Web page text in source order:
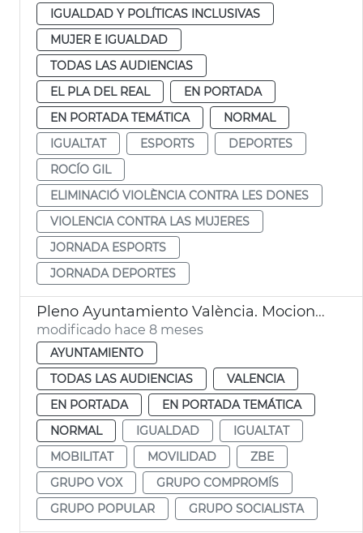
IGUALDAD Y POLÍTICAS INCLUSIVAS
MUJER E IGUALDAD
TODAS LAS AUDIENCIAS
EL PLA DEL REAL
EN PORTADA
EN PORTADA TEMÁTICA
NORMAL
IGUALTAT
ESPORTS
DEPORTES
ROCÍO GIL
ELIMINACIÓ VIOLÈNCIA CONTRA LES DONES
VIOLENCIA CONTRA LAS MUJERES
JORNADA ESPORTS
JORNADA DEPORTES
Pleno Ayuntamiento València. Mociones grupos municipales
modificado hace 8 meses
AYUNTAMIENTO
TODAS LAS AUDIENCIAS
VALENCIA
EN PORTADA
EN PORTADA TEMÁTICA
NORMAL
IGUALDAD
IGUALTAT
MOBILITAT
MOVILIDAD
ZBE
GRUPO VOX
GRUPO COMPROMÍS
GRUPO POPULAR
GRUPO SOCIALISTA